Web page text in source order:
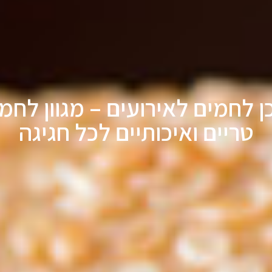
לחמים לאירועים – מגוון
טריים ואיכותיים לכל חגיגה